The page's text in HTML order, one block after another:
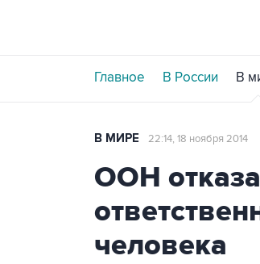
Главное В России В
В МИРЕ 22:14, 18 ноября 2014
ООН
человека